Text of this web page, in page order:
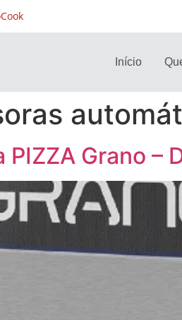
Início
Grano –